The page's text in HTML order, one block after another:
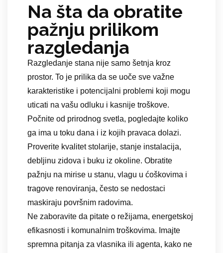
Na šta da obratite
pažnju prilikom
razgledanja
Razgledanje stana nije samo šetnja kroz
prostor. To je prilika da se uoče sve važne
karakteristike i potencijalni problemi koji mogu
uticati na vašu odluku i kasnije troškove.
Počnite od prirodnog svetla, pogledajte koliko
ga ima u toku dana i iz kojih pravaca dolazi.
Proverite kvalitet stolarije, stanje instalacija,
debljinu zidova i buku iz okoline. Obratite
pažnju na mirise u stanu, vlagu u ćoškovima i
tragove renoviranja, često se nedostaci
maskiraju površnim radovima.
Ne zaboravite da pitate o režijama, energetskoj
efikasnosti i komunalnim troškovima. Imajte
spremna pitanja za vlasnika ili agenta, kako ne